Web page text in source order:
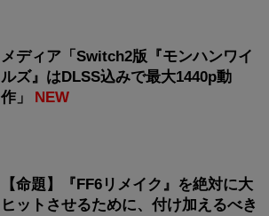
メディア「Switch2版『モンハンワイ
ルズ』はDLSS込みで最大1440p動
作」
NEW
【命題】『FF6リメイク』を絶対に大
ヒットさせるために、付け加えるべき